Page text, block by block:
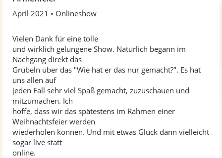
v
n
S
e
n
April 2021 Onlineshow
Vielen Dank für eine tolle
und wirklich gelungene Show. Natürlich begann im
Nachgang direkt das
Grübeln über das "Wie hat er das nur gemacht?". Es hat
uns allen auf
jeden Fall sehr viel Spaß gemacht, zuzuschauen und
mitzumachen. Ich
hoffe, dass wir das spätestens im Rahmen einer
Weihnachtsfeier werden
wiederholen können. Und mit etwas Glück dann vielleicht
sogar live statt
online.